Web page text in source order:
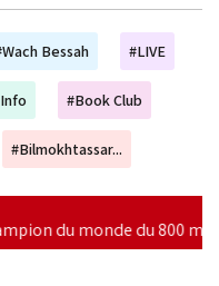
Bessah #LIVE
#Book Club
#Bilmokhtassar...
800 m | DGSN :